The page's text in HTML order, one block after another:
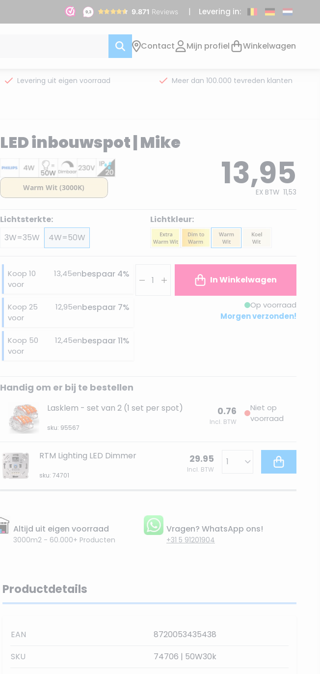
Levering in:
Contact Mijn profiel Winkelwagen
Levering uit eigen voorraad Meer dan 100.000 tevreden klanten
LED inbouwspot | Mike
13,95
EX BTW 11,53
Lichtsterkte:
3W=35W
4W=50W
Lichtkleur:
Koop 10
voor
13,45enbespaar4%
Koop 25
voor
12,95enbespaar7%
Koop 50
voor
12,45enbespaar11%
In Winkelwagen
Op voorraad
Morgen verzonden!
Handig om er bij te bestellen
Lasklem - set van 2 (1 set per spot)
sku: 95567
0.76
Incl. BTW
Niet op
voorraad
RTM Lighting LED Dimmer
sku: 74701
29.95
Incl. BTW
Altijd uit eigen voorraad
3000m2 - 60.000+ Producten
Vragen? WhatsApp ons!
+31 5 91201904
Productdetails
EAN
8720053435438
SKU
74706 | 50W30k